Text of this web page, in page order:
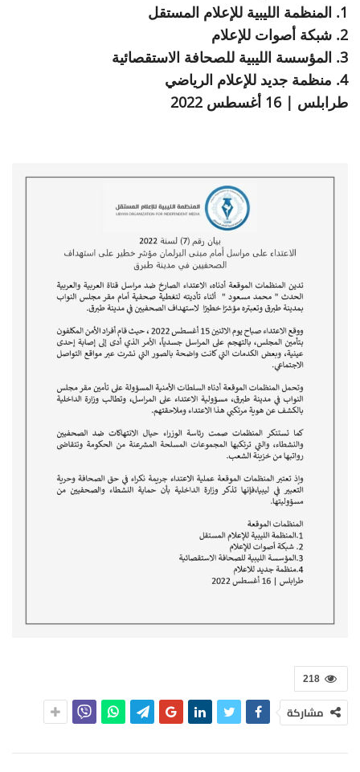
1. المنظمة الليبية للإعلام المستقل
2. شبكة أصوات للإعلام
3. المؤسسة الليبية للصحافة الاستقصائية
4. منظمة جديد للإعلام الرياضي
طرابلس | 16 أغسطس 2022
218
مشاركة